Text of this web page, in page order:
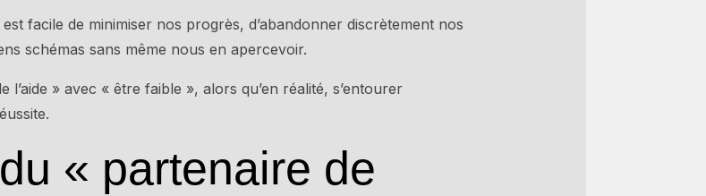
facile de minimiser nos progrès, d’abandonner discrètement nos
schémas sans même nous en apercevoir.
» avec « être faible », alors qu’en réalité, s’entourer
« partenaire de